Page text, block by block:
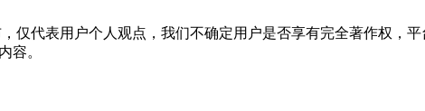
仅代表用户个人观点，我们不确定用户是否享有完全著作权，
容。